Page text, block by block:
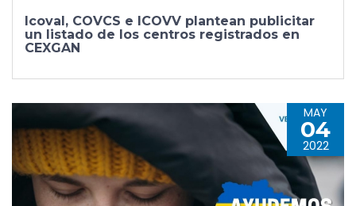
Icoval, COVCS e ICOVV plantean publicitar
un listado de los centros registrados en
CEXGAN
MAY
04
2022